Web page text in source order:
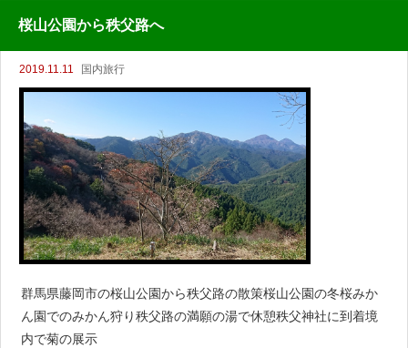
桜山公園から秩父路へ
2019.11.11 国内旅行
群馬県藤岡市の桜山公園から秩父路の散策桜山公園の冬桜みか
ん園でのみかん狩り秩父路の満願の湯で休憩秩父神社に到着境
内で菊の展示